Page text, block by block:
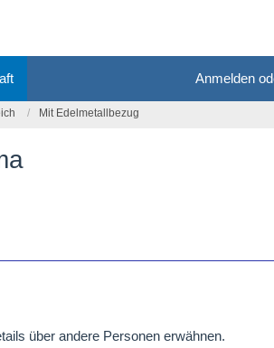
Anmelden
Mit Edelmetallbezug
über andere Personen erwähnen.